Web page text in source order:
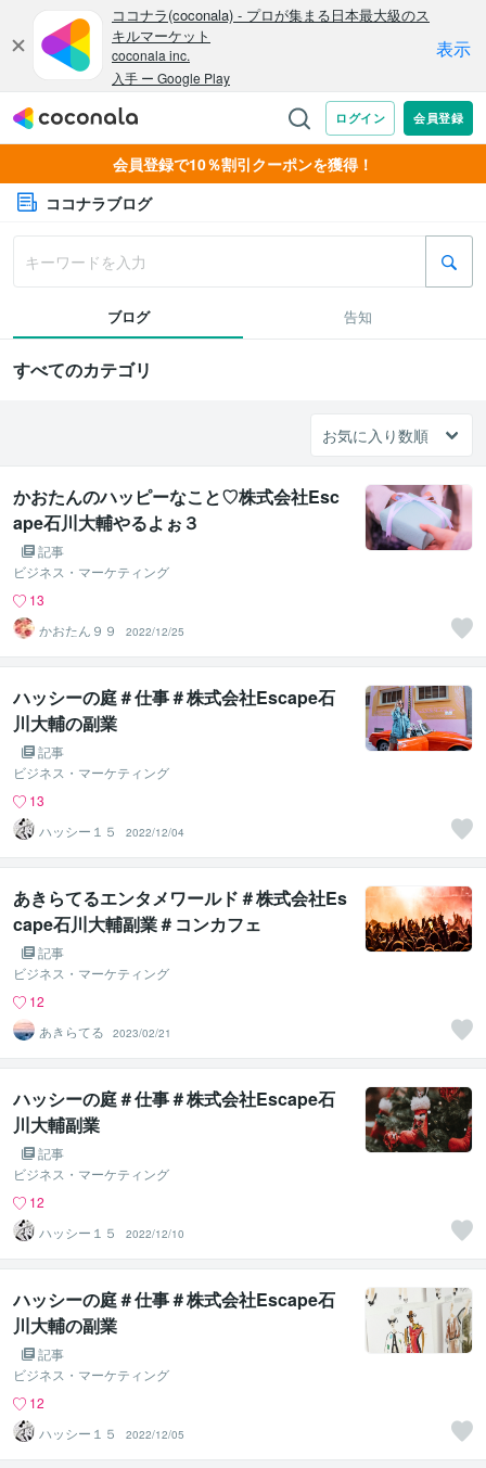
会員登録で10％割引クーポンを獲得！
ココナラブログ
ブログ 告知
すべてのカテゴリ
かおたんのハッピーなこと♡株式会社Esc
ape石川大輔やるよぉ３
記事
ビジネス・マーケティング
13
かおたん９９
2022/12/25
ハッシーの庭＃仕事＃株式会社Escape石
川大輔の副業
記事
ビジネス・マーケティング
13
ハッシー１５
2022/12/04
あきらてるエンタメワールド＃株式会社Es
cape石川大輔副業＃コンカフェ
記事
ビジネス・マーケティング
12
あきらてる
2023/02/21
ハッシーの庭＃仕事＃株式会社Escape石
川大輔副業
記事
ビジネス・マーケティング
12
ハッシー１５
2022/12/10
ハッシーの庭＃仕事＃株式会社Escape石
川大輔の副業
記事
ビジネス・マーケティング
12
ハッシー１５
2022/12/05